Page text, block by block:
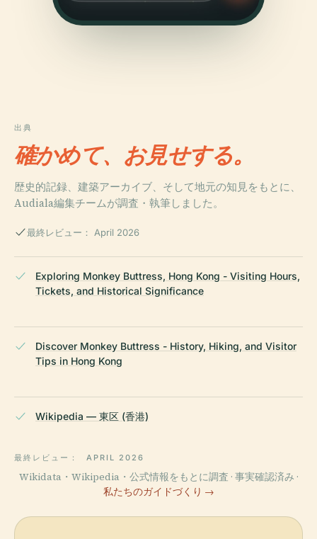
出典
確かめて、お見せする。
歴史的記録、建築アーカイブ、そして地元の知見をもとに、
Audiala編集チームが調査・執筆しました。
最終レビュー： April 2026
Exploring Monkey Buttress, Hong Kong - Visiting Hours,
Tickets, and Historical Significance
Discover Monkey Buttress - History, Hiking, and Visitor
Tips in Hong Kong
Wikipedia — 東区 (香港)
最終レビュー： APRIL 2026
Wikidata・Wikipedia・公式情報をもとに調査 · 事実確認済み ·
私たちのガイドづくり →